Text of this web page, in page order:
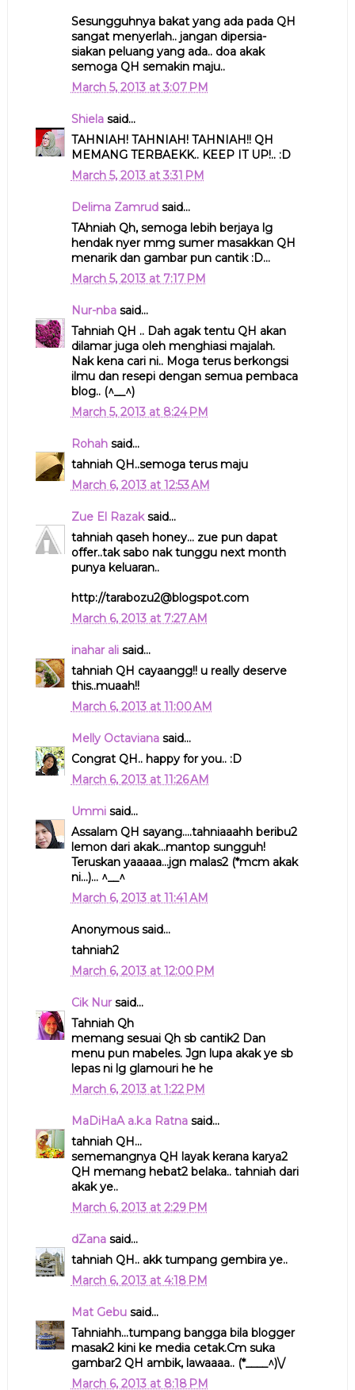
Sesungguhnya bakat yang ada pada QH
sangat menyerlah.. jangan dipersia-
siakan peluang yang ada.. doa akak
semoga QH semakin maju..
March 5, 2013 at 3:07 PM
Shielasaid...
TAHNIAH! TAHNIAH! TAHNIAH!! QH
MEMANG TERBAEKK.. KEEP IT UP!.. :D
March 5, 2013 at 3:31 PM
Delima Zamrudsaid...
TAhniah Qh, semoga lebih berjaya lg
hendak nyer mmg sumer masakkan QH
menarik dan gambar pun cantik :D...
March 5, 2013 at 7:17 PM
Nur-nbasaid...
Tahniah QH .. Dah agak tentu QH akan
dilamar juga oleh menghiasi majalah.
Nak kena cari ni.. Moga terus berkongsi
ilmu dan resepi dengan semua pembaca
blog.. (^__^)
March 5, 2013 at 8:24 PM
Rohahsaid...
tahniah QH..semoga terus maju
March 6, 2013 at 12:53 AM
Zue El Razaksaid...
tahniah qaseh honey... zue pun dapat
offer..tak sabo nak tunggu next month
punya keluaran..
http://tarabozu2@blogspot.com
March 6, 2013 at 7:27 AM
inahar alisaid...
tahniah QH cayaangg!! u really deserve
this..muaah!!
March 6, 2013 at 11:00 AM
Melly Octavianasaid...
Congrat QH.. happy for you.. :D
March 6, 2013 at 11:26 AM
Ummisaid...
Assalam QH sayang....tahniaaahh beribu2
lemon dari akak...mantop sungguh!
Teruskan yaaaaa...jgn malas2 (*mcm akak
ni...)... ^__^
March 6, 2013 at 11:41 AM
Anonymous said...
tahniah2
March 6, 2013 at 12:00 PM
Cik Nursaid...
Tahniah Qh
memang sesuai Qh sb cantik2 Dan
menu pun mabeles. Jgn lupa akak ye sb
lepas ni lg glamouri he he
March 6, 2013 at 1:22 PM
MaDiHaA a.k.a Ratnasaid...
tahniah QH...
sememangnya QH layak kerana karya2
QH memang hebat2 belaka.. tahniah dari
akak ye..
March 6, 2013 at 2:29 PM
dZanasaid...
tahniah QH.. akk tumpang gembira ye..
March 6, 2013 at 4:18 PM
Mat Gebusaid...
Tahniahh...tumpang bangga bila blogger
masak2 kini ke media cetak.Cm suka
gambar2 QH ambik, lawaaaa.. (*____^)\/
March 6, 2013 at 8:18 PM